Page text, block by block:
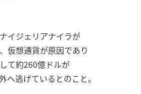
イジェリアナイラが
仮想通貨が原因であり
て約260億ドルが
へ逃げているとのこと。